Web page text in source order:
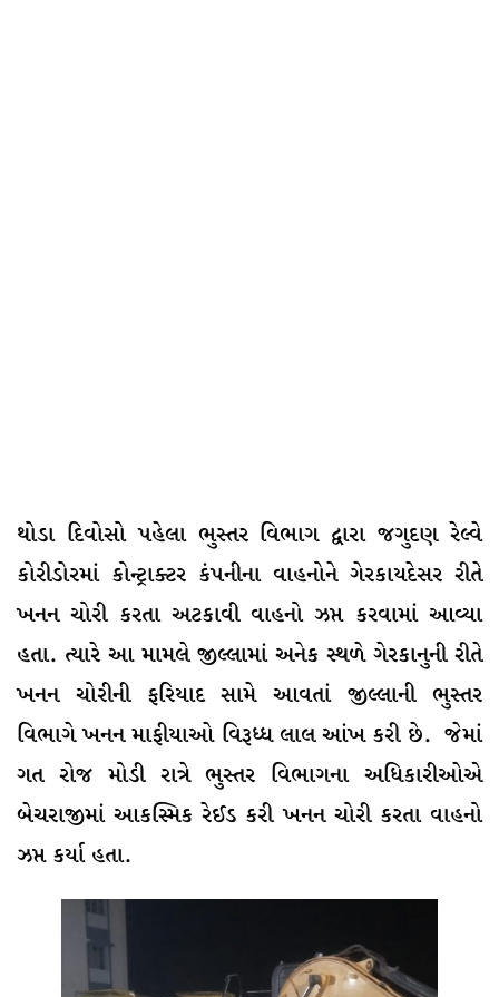
થોડા દિવોસો પહેલા ભુસ્તર વિભાગ દ્વારા જગુદણ રેલ્વે
કોરીડોરમાં કોન્ટ્રાક્ટર કંપનીના વાહનોને ગેરકાયદેસર રીતે
ખનન ચોરી કરતા અટકાવી વાહનો ઝપ્ત કરવામાં આવ્યા
હતા. ત્યારે આ મામલે જીલ્લામાં અનેક સ્થળે ગેરકાનુની રીતે
ખનન ચોરીની ફરિયાદ સામે આવતાં જીલ્લાની ભુસ્તર
વિભાગે ખનન માફીયાઓ વિરૂધ્ધ લાલ આંખ કરી છે. જેમાં
ગત રોજ મોડી રાત્રે ભુસ્તર વિભાગના અધિકારીઓએ
બેચરાજીમાં આકસ્મિક રેઈડ કરી ખનન ચોરી કરતા વાહનો
ઝપ્ત કર્યા હતા.